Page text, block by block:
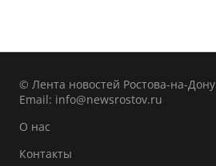
© Лента новостей Ростова-на-Дону
Email: info@newsrostov.ru
О нас
Контакты